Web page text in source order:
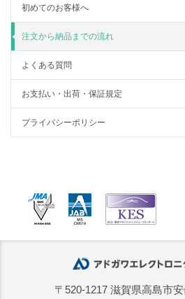
初めてのお客様へ
注文から納品までの流れ
よくある質問
お支払い・出荷・保証規定
プライバシーポリシー
〒520-1217 滋賀県高島市